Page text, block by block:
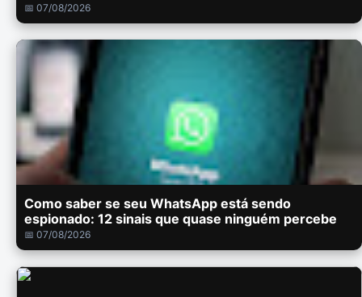
📅 07/08/2026
Como saber se seu WhatsApp está sendo
espionado: 12 sinais que quase ninguém percebe
📅 07/08/2026